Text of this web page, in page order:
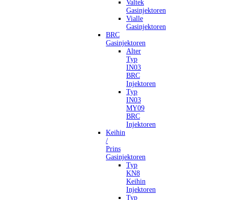
Valtek
Gasinjektoren
Vialle
Gasinjektoren
BRC
Gasinjektoren
Alter
Typ
IN03
BRC
Injektoren
Typ
IN03
MY09
BRC
Injektoren
Keihin
/
Prins
Gasinjektoren
Typ
KN8
Keihin
Injektoren
Typ